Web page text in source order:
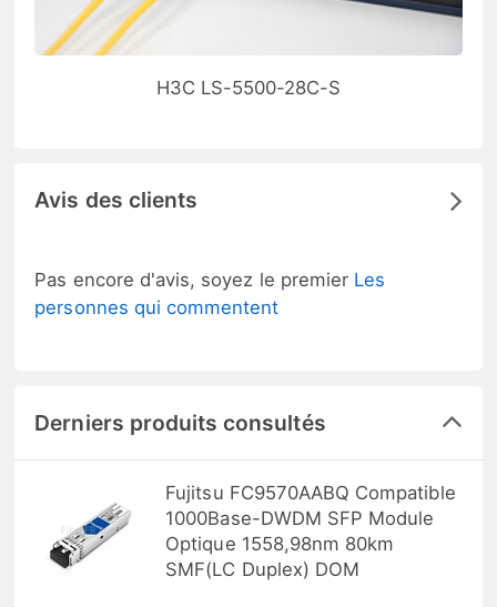
H3C LS-5500-28C-S
Avis des clients
Pas encore d'avis, soyez le premier Les
personnes qui commentent
Derniers produits consultés
Fujitsu FC9570AABQ Compatible
1000Base-DWDM SFP Module
Optique 1558,98nm 80km
SMF(LC Duplex) DOM